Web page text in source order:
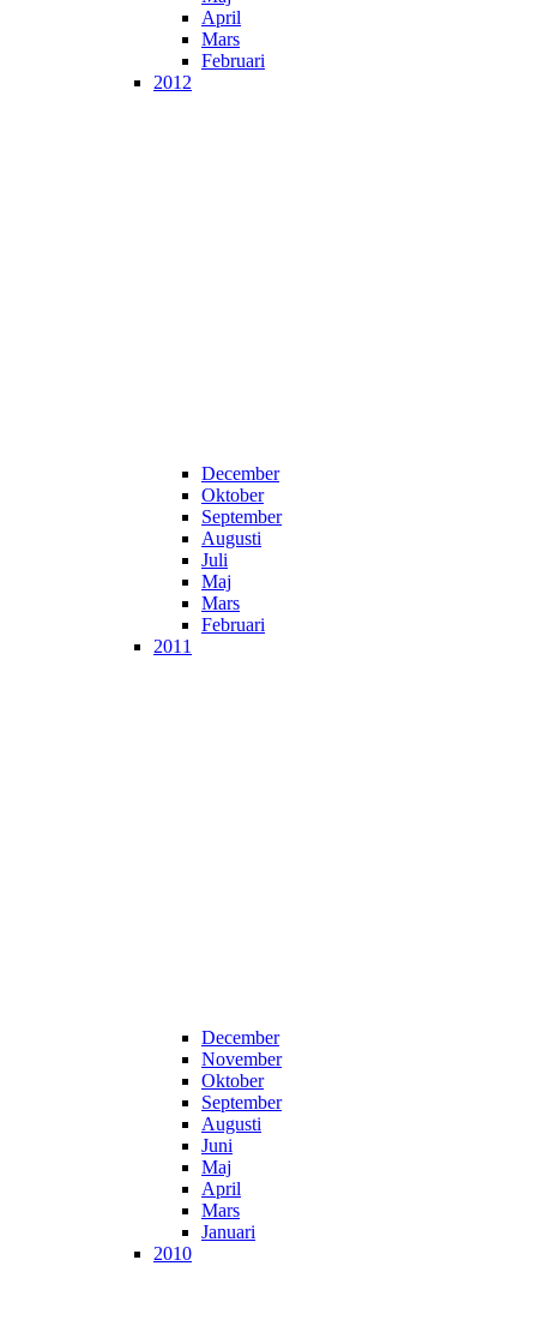
April
Mars
Februari
2012
December
Oktober
September
Augusti
Juli
Maj
Mars
Februari
2011
December
November
Oktober
September
Augusti
Juni
Maj
April
Mars
Januari
2010